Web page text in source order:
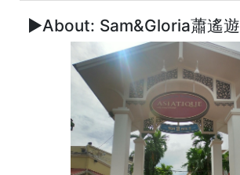
►About: Sam&Gloria蕭遙遊